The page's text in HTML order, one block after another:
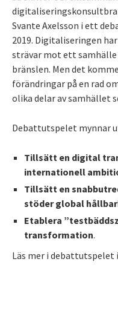
Svante Axelsson i ett
2019. Digitaliseringen
strävar mot ett
bränslen. Men det
förändringar på en rad
olika delar av samhället
Debattutspelet mynnar
Tillsätt en digital
internationell
Tillsätt en
stöder global
Etablera
transformation.
Läs mer i debattutspelet i